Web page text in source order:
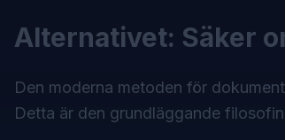
Alternativet: Säker
Den moderna metoden för
Detta är den grundläggande